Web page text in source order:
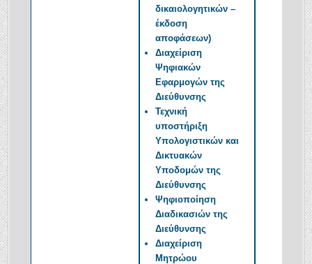
δικαιολογητικών –
έκδοση
αποφάσεων)
Διαχείριση
Ψηφιακών
Εφαρμογών της
Διεύθυνσης
Τεχνική
υποστήριξη
Υπολογιστικών και
Δικτυακών
Υποδομών της
Διεύθυνσης
Ψηφιοποίηση
Διαδικασιών της
Διεύθυνσης
Διαχείριση
Μητρώου